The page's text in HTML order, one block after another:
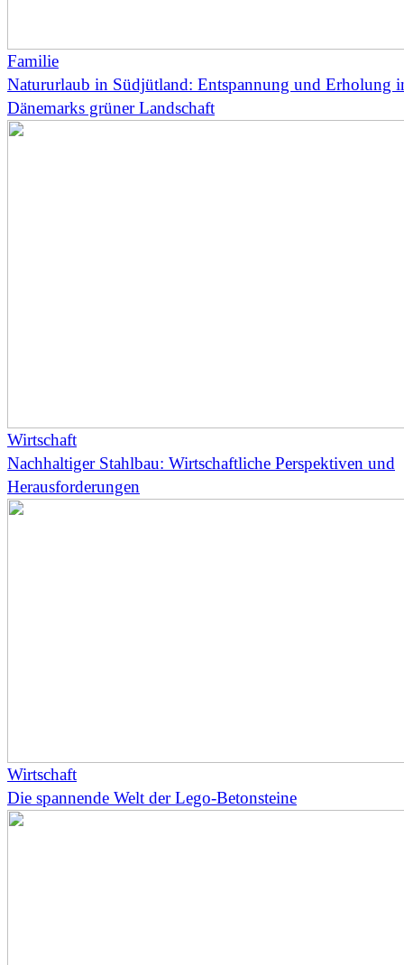
Familie
Natururlaub in Südjütland: Entspannung und Erholung
Dänemarks grüner Landschaft
Wirtschaft
Nachhaltiger Stahlbau: Wirtschaftliche Perspektiven und
Herausforderungen
Wirtschaft
Die spannende Welt der Lego-Betonsteine